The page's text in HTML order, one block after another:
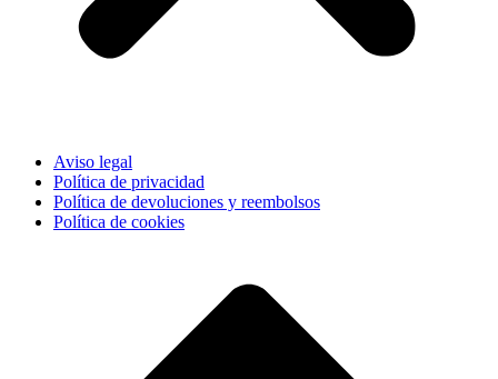
Aviso legal
Política de privacidad
Política de devoluciones y reembolsos
Política de cookies